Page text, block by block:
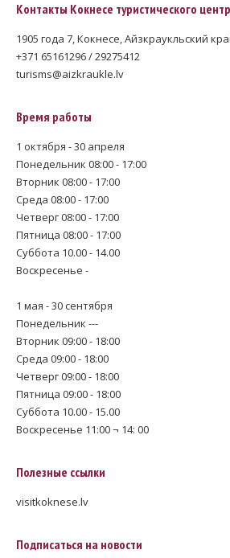
Контакты Кокнесе туристического
1905 года 7, Кокнесе, Айзкраукльский
+371 65161296 / 29275412
turisms@aizkraukle.lv
Время работы
1 октября - 30 апреля
Понедельник 08:00 - 17:00
Вторник 08:00 - 17:00
Среда 08:00 - 17:00
Четверг 08:00 - 17:00
Пятница 08:00 - 17:00
Суббота 10.00 - 14.00
Воскресенье -
1 мая - 30 сентября
Понедельник ---
Вторник 09:00 - 18:00
Среда 09:00 - 18:00
Четверг 09:00 - 18:00
Пятница 09:00 - 18:00
Суббота 10.00 - 15.00
Воскресенье 11:00 ¬ 14: 00
Полезные ссылки
visitkoknese.lv
Подписаться на новости